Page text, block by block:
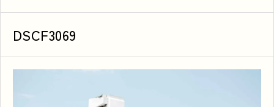
DSCF3069